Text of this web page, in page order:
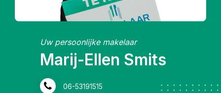
Uw persoonlijke makelaar
Inge Wijngaarden
0413-472118